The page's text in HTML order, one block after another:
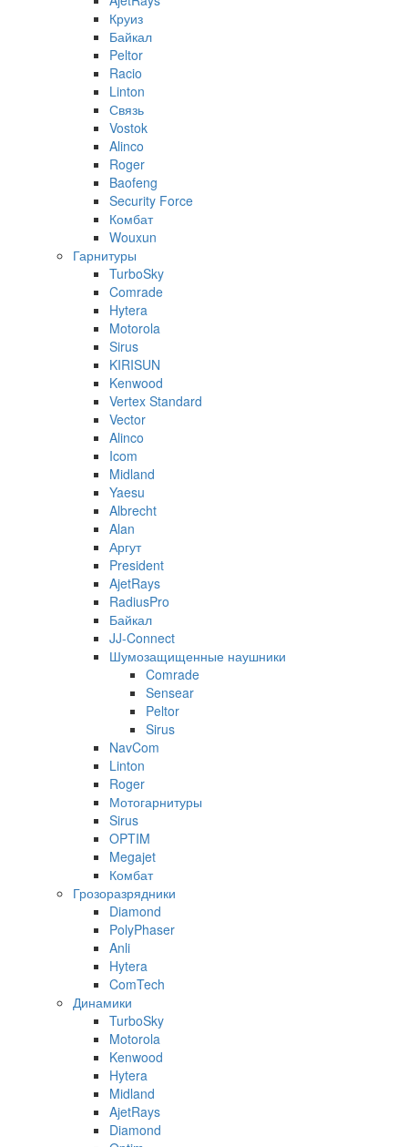
Круиз
Байкал
Peltor
Racio
Linton
Связь
Vostok
Alinco
Roger
Baofeng
Security Force
Комбат
Wouxun
Гарнитуры
TurboSky
Comrade
Hytera
Motorola
Sirus
KIRISUN
Kenwood
Vertex Standard
Vector
Alinco
Icom
Midland
Yaesu
Albrecht
Alan
Аргут
President
AjetRays
RadiusPro
Байкал
JJ-Connect
Шумозащищенные наушники
Comrade
Sensear
Peltor
Sirus
NavCom
Linton
Roger
Мотогарнитуры
Sirus
OPTIM
Megajet
Комбат
Грозоразрядники
Diamond
PolyPhaser
Anli
Hytera
ComTech
Динамики
TurboSky
Motorola
Kenwood
Hytera
Midland
AjetRays
Diamond